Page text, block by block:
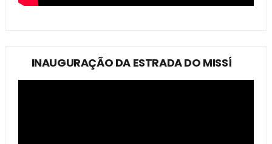
INAUGURAÇÃO DA ESTRADA DO MISSÍ